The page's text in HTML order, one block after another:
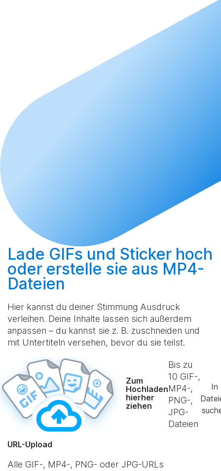
Lade GIFs und Sticker hoch
oder erstelle sie aus MP4-
Dateien
Hier kannst du deiner Stimmung Ausdruck
verleihen. Deine Inhalte lassen sich außerdem
anpassen – du kannst sie z. B. zuschneiden und
mit Untertiteln versehen, bevor du sie teilst.
Zum
Hochladen
hierher
ziehen
Bis zu
10 GIF-,
MP4-,
PNG-,
JPG-
Dateien
In
URL-Upload
Alle GIF-, MP4-, PNG- oder JPG-URLs